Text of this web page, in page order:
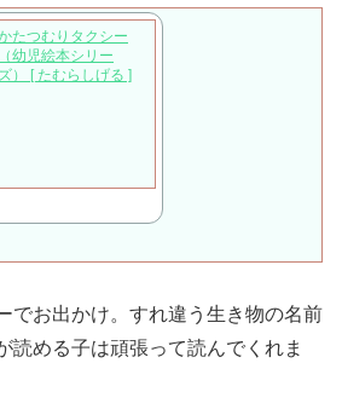
たつむりタクシー
（幼児絵本シリー
ズ） [ たむらしげる ]
でお出かけ。すれ違う生き物の名前
読める子は頑張って読んでくれま